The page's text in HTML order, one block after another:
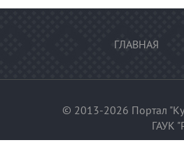
ГЛАВНАЯ
© 2013-2026 Портал
ГАУК